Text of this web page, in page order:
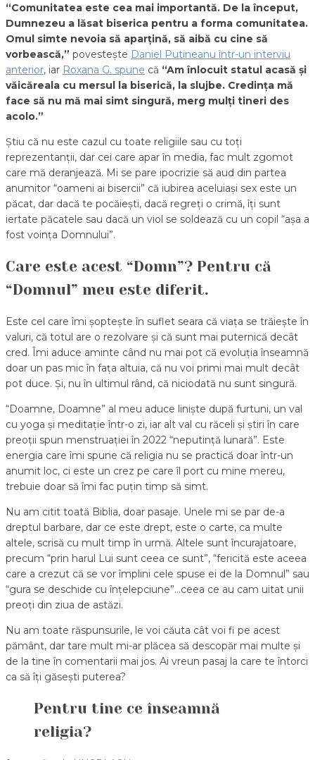
“Comunitatea este cea mai importantă. De la început,
Dumnezeu a lăsat biserica pentru a forma comunitatea.
Omul simte nevoia să aparțină, să aibă cu cine să
vorbească,” povestește Daniel Putineanu într-un interviu
anterior, iar Roxana G. spune că “Am înlocuit statul acasă și
văicăreala cu mersul la biserică, la slujbe. Credința mă
face să nu mă mai simt singură, merg mulți tineri des
acolo.”
Știu că nu este cazul cu toate religiile sau cu toți
reprezentanții, dar cei care apar în media, fac mult zgomot
care mă deranjează. Mi se pare ipocrizie să aud din partea
anumitor “oameni ai bisercii” că iubirea aceluiași sex este un
păcat, dar dacă te pocăiești, dacă regreți o crimă, îți sunt
iertate păcatele sau dacă un viol se soldează cu un copil “așa a
fost voința Domnului”.
Care este acest “Domn”? Pentru că
“Domnul” meu este diferit.
Este cel care îmi șoptește în suflet seara că viața se trăiește în
valuri, că totul are o rezolvare și că sunt mai puternică decât
cred. Îmi aduce aminte când nu mai pot că evoluția înseamnă
doar un pas mic în fața altuia, că nu voi primi mai mult decât
pot duce. Și, nu în ultimul rând, că niciodată nu sunt singură.
“Doamne, Doamne” al meu aduce liniște după furtuni, un val
cu yoga și meditație într-o zi, iar alt val cu răceli și știri în care
preoții spun menstruației în 2022 “neputință lunară”. Este
energia care îmi spune că religia nu se practică doar într-un
anumit loc, ci este un crez pe care îl port cu mine mereu,
trebuie doar să îmi fac puțin timp să simt.
Nu am citit toată Biblia, doar pasaje. Unele mi se par de-a
dreptul barbare, dar ce este drept, este o carte, ca multe
altele, scrisă cu mult timp în urmă. Altele sunt încurajatoare,
precum “prin harul Lui sunt ceea ce sunt”, “fericită este aceea
care a crezut că se vor împlini cele spuse ei de la Domnul” sau
“gura se deschide cu înțelepciune”…ceea ce au cam uitat unii
preoți din ziua de astăzi.
Nu am toate răspunsurile, le voi căuta cât voi fi pe acest
pământ, dar tare mult mi-ar plăcea să descopăr mai multe și
de la tine în comentarii mai jos. Ai vreun pasaj la care te întorci
ca să îți găsești puterea?
Pentru tine ce înseamnă
religia?